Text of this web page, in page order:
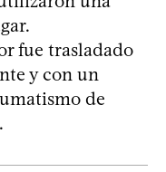
fue trasladado
y con un
de